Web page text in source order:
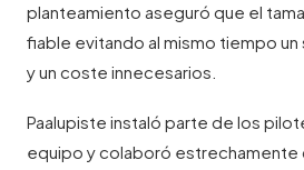
planteamiento aseguró que el
fiable evitando al mismo tiempo
y un coste innecesarios.
Paalupiste instaló parte de los
equipo y colaboró estrechamente